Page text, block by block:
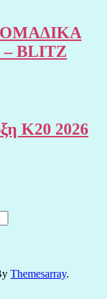
BLITZ
Κ20 2026
Themesarray.